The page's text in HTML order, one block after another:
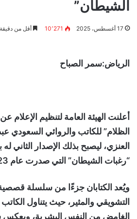
الشيطان”
17 أغسطس، 2025 10٬271 أقل من دقيقة
الرياض:سمر الصباح
​أعلنت الهيئة العامة لتنظيم
الظلام” للكاتب والروائي السعودي
العنزي، ليصبح بذلك الإصدار الثاني له
“رغبات الشيطان” التي صدرت عام 2023.
​ويُعد الكتابان جزءًا من سلسلة
التشويقي والمثير، حيث يتناول
الغامض من النفس البشرية،